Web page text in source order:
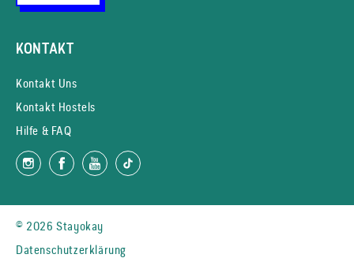
KONTAKT
Kontakt Uns
Kontakt Hostels
Hilfe & FAQ
© 2026 Stayokay
Datenschutzerklärung